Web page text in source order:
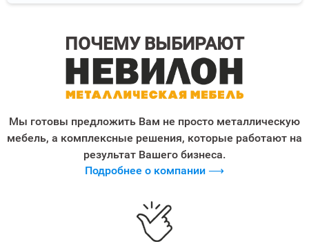
ПОЧЕМУ ВЫБИРАЮТ
Мы готовы предложить Вам не просто металлическую
мебель, а комплексные решения, которые работают на
результат Вашего бизнеса.
Подробнее о компании ⟶